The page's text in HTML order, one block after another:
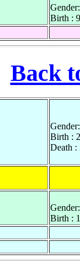
Birth :
Back
Birth :
Death :
Birth :